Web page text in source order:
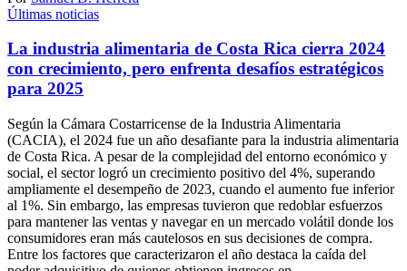
Últimas noticias
La industria alimentaria de Costa Rica cierra 2024
con crecimiento, pero enfrenta desafíos estratégicos
para 2025
Según la Cámara Costarricense de la Industria Alimentaria
(CACIA), el 2024 fue un año desafiante para la industria alimentaria
de Costa Rica. A pesar de la complejidad del entorno económico y
social, el sector logró un crecimiento positivo del 4%, superando
ampliamente el desempeño de 2023, cuando el aumento fue inferior
al 1%. Sin embargo, las empresas tuvieron que redoblar esfuerzos
para mantener las ventas y navegar en un mercado volátil donde los
consumidores eran más cautelosos en sus decisiones de compra.
Entre los factores que caracterizaron el año destaca la caída del